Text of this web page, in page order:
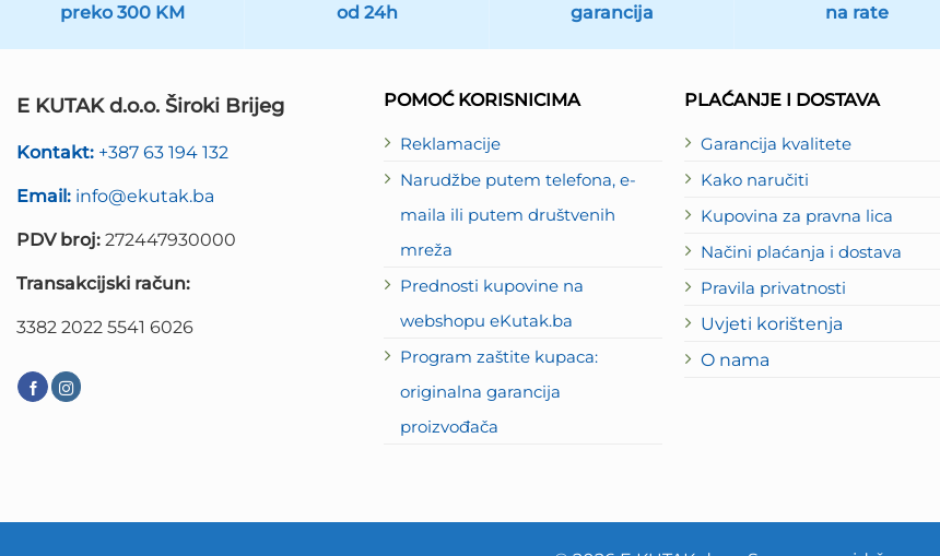
preko 300 KM
od 24h
garancija
na rate
E KUTAK d.o.o. Široki Brijeg
Kontakt: +387 63 194 132
Email: info@ekutak.ba
PDV broj: 272447930000
Transakcijski račun:
3382 2022 5541 6026
POMOĆ KORISNICIMA
Reklamacije
Narudžbe putem telefona, e-
maila ili putem društvenih
mreža
Prednosti kupovine na
webshopu eKutak.ba
Program zaštite kupaca:
originalna garancija
proizvođača
PLAĆANJE I DOSTAVA
Garancija kvalitete
Kako naručiti
Kupovina za pravna lica
Načini plaćanja i dostava
Pravila privatnosti
Uvjeti korištenja
O nama